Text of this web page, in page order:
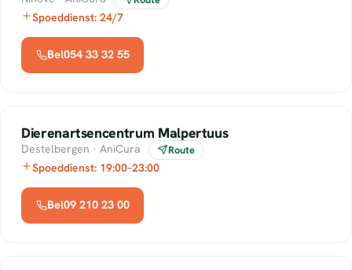
Spoeddienst: 24/7
Bel054 33 32 55
Dierenartsencentrum Malpertuus
Destelbergen · AniCura Route
Spoeddienst: 19:00–23:00
Bel09 210 23 00